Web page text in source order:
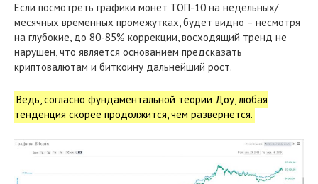
Если посмотреть графики монет ТОП-10 на недельных/
месячных временных промежутках, будет видно – несмотря
на глубокие, до 80-85% коррекции, восходящий тренд не
нарушен, что является основанием предсказать
криптовалютам и биткоину дальнейший рост.
Ведь, согласно фундаментальной теории Доу, любая
тенденция скорее продолжится, чем развернется.